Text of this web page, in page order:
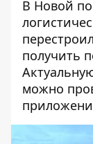
В Новой
получить
можно